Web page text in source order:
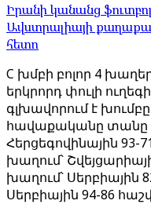
Իրանի կանանց
Ավստրալիայի
հետո
C խմբի բոլոր 4
երկրորդ փուլի
գլխավորում է
հավաքականը տանը
Հերցեգովինային
խաղում՝
խաղում՝ Սերբիային
Սերբիային 94-86